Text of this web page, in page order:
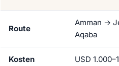
Route
Amman →
Aqaba
Kosten USD